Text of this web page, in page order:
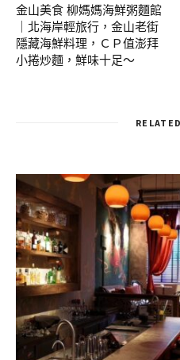
金山美食 柳媽媽海鮮粥麵館
｜北海岸輕旅行，金山老街
隱藏海鮮料理，ＣＰ值澎拜
小捲炒麵，鮮味十足～